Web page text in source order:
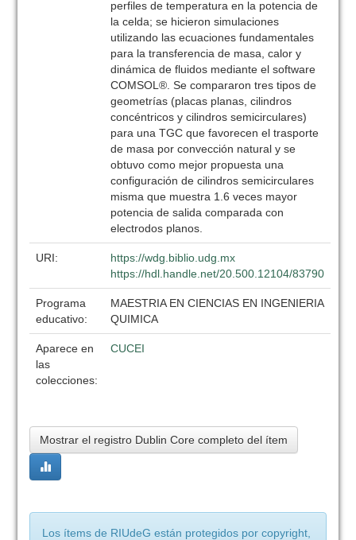
perfiles de temperatura en la potencia de
la celda; se hicieron simulaciones
utilizando las ecuaciones fundamentales
para la transferencia de masa, calor y
dinámica de fluidos mediante el software
COMSOL®. Se compararon tres tipos de
geometrías (placas planas, cilindros
concéntricos y cilindros semicirculares)
para una TGC que favorecen el trasporte
de masa por convección natural y se
obtuvo como mejor propuesta una
configuración de cilindros semicirculares
misma que muestra 1.6 veces mayor
potencia de salida comparada con
electrodos planos.
URI:
https://wdg.biblio.udg.mx
https://hdl.handle.net/20.500.12104/83790
Programa
educativo:
MAESTRIA EN CIENCIAS EN INGENIERIA
QUIMICA
Aparece en
las
colecciones:
CUCEI
Mostrar el registro Dublin Core completo del ítem
Los ítems de RIUdeG están protegidos por copyright,